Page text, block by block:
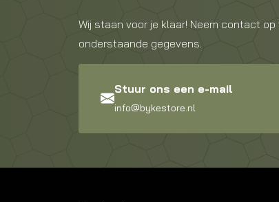
Wij staan voor je klaar! Neem contact op
onderstaande gegevens.
Stuur ons een e-mail
info@bykestore.nl